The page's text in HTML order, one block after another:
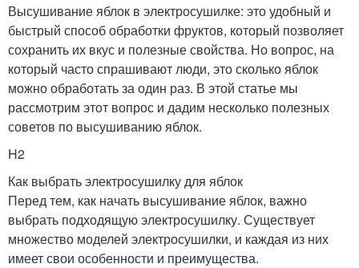
Высушивание яблок в электросушилке: это удобный и
быстрый способ обработки фруктов, который позволяет
сохранить их вкус и полезные свойства. Но вопрос, на
который часто спрашивают люди, это сколько яблок
можно обработать за один раз. В этой статье мы
рассмотрим этот вопрос и дадим несколько полезных
советов по высушиванию яблок.
H2
Как выбрать электросушилку для яблок
Перед тем, как начать высушивание яблок, важно
выбрать подходящую электросушилку. Существует
множество моделей электросушилки, и каждая из них
имеет свои особенности и преимущества.